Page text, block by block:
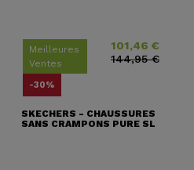
Meilleures
Ventes
-30%
Prix101,46 €
Prix ​​habituel
144,95 €
SKECHERS - CHAUSSURES
SANS CRAMPONS PURE SL